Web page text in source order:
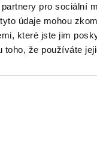
pro sociální
údaje mohou
které jste jim
toho, že používáte
dědic a